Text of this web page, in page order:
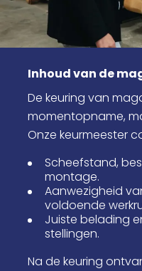
Inhoud van de
De keuring van
momentopname,
Onze keurmeester
Scheefstand,
montage.
Aanwezigheid
voldoende
Juiste belading
stellingen.
Na de keuring